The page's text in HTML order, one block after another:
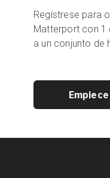
Regístrese para
Matterport con 1
a un conjunto de